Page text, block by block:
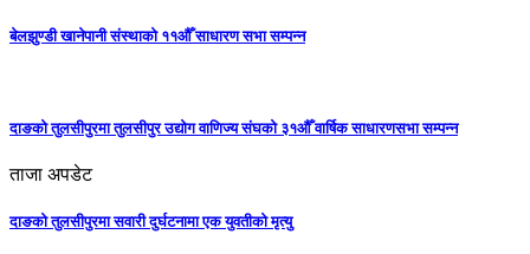
बेलझुण्डी खानेपानी संस्थाको ११औँ साधारण सभा सम्पन्न
दाङको तुलसीपुरमा तुलसीपुर उद्योग वाणिज्य संघको ३१औँ वार्षिक साधारणसभा सम्पन्न
ताजा अपडेट
दाङको तुलसीपुरमा सवारी दुर्घटनामा एक युवतीको मृत्यु